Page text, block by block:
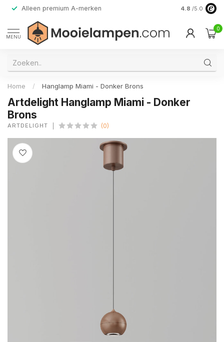
Alleen premium A-merken 4.8 /5.0
MENU
0
Home / Hanglamp Miami - Donker Brons
Artdelight Hanglamp Miami - Donker
Brons
ARTDELIGHT (0)